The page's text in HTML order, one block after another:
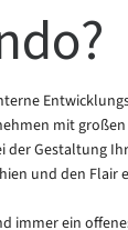
mit großen
der Gestaltung
und den Flair
immer ein